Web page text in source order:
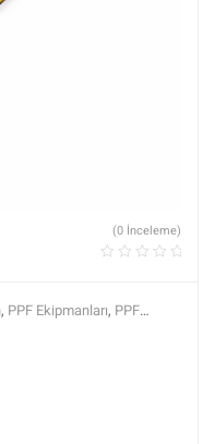
(0 İnceleme)
, PPF Ekipmanları, PPF